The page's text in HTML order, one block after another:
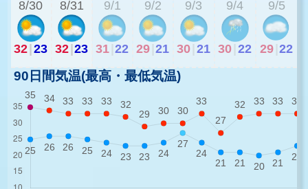
8/30
32|23
8/31
32|23
9/1
31 22
9/2
29 21
9/3
30 21
9/4
30 22
9/5
29 22
90日間気温(最高・最低気温)